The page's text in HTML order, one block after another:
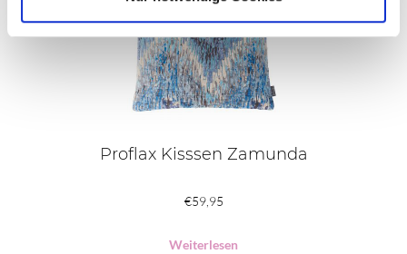
Proflax Kisssen Zamunda
€59,95
Weiterlesen